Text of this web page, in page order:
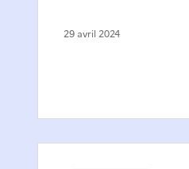
29 avril 2024